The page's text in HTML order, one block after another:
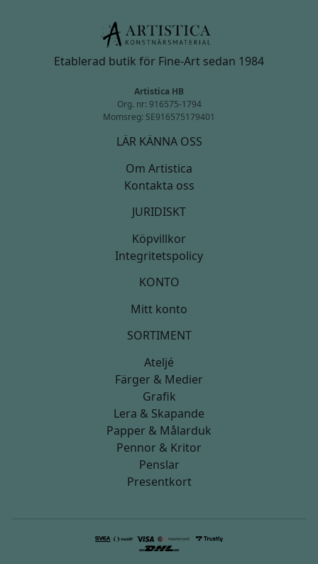
Etablerad butik för Fine-Art sedan 1984
Artistica HB
Org. nr: 916575-1794
Momsreg: SE916575179401
LÄR KÄNNA OSS
Om Artistica
Kontakta oss
JURIDISKT
Köpvillkor
Integritetspolicy
KONTO
Mitt konto
SORTIMENT
Ateljé
Färger & Medier
Grafik
Lera & Skapande
Papper & Målarduk
Pennor & Kritor
Penslar
Presentkort